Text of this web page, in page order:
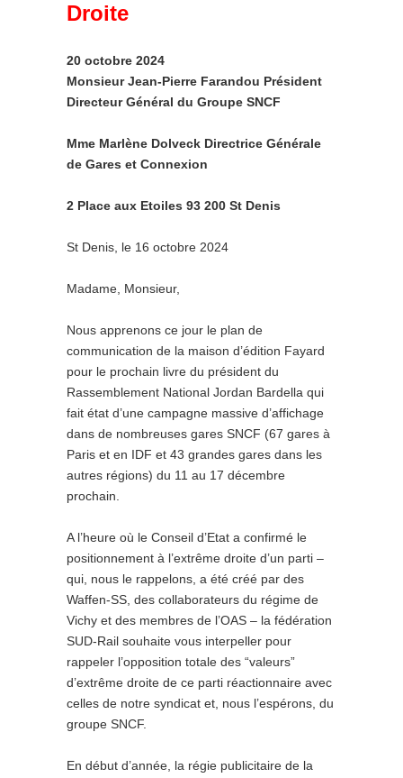
Droite
20 octobre 2024
Monsieur Jean-Pierre Farandou Président
Directeur Général du Groupe SNCF
Mme Marlène Dolveck Directrice Générale
de Gares et Connexion
2 Place aux Etoiles 93 200 St Denis
St Denis, le 16 octobre 2024
Madame, Monsieur,
Nous apprenons ce jour le plan de
communication de la maison d’édition Fayard
pour le prochain livre du président du
Rassemblement National Jordan Bardella qui
fait état d’une campagne massive d’affichage
dans de nombreuses gares SNCF (67 gares à
Paris et en IDF et 43 grandes gares dans les
autres régions) du 11 au 17 décembre
prochain.
A l’heure où le Conseil d’Etat a confirmé le
positionnement à l’extrême droite d’un parti –
qui, nous le rappelons, a été créé par des
Waffen-SS, des collaborateurs du régime de
Vichy et des membres de l’OAS – la fédération
SUD-Rail souhaite vous interpeller pour
rappeler l’opposition totale des “valeurs”
d’extrême droite de ce parti réactionnaire avec
celles de notre syndicat et, nous l’espérons, du
groupe SNCF.
En début d’année, la régie publicitaire de la